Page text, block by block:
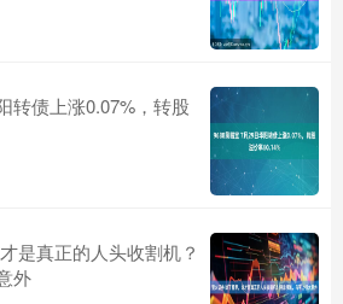
转债上涨0.07%，转股
是真正的人头收割机？
外